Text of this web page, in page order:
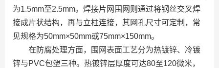
为1.5mm至2.5mm。焊接片网围网则通过将钢丝交叉焊
接成片状结构，再与立柱连接，其网孔尺寸可定制，常
见规格为50mm×50mm或75mm×150mm。
在防腐处理方面，围网表面工艺分为热镀锌、冷镀
锌与PVC包塑三种。热镀锌层厚度可达80至120微米，